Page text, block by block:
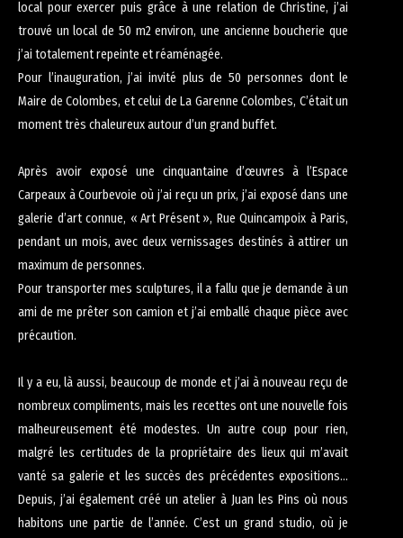
local pour exercer puis grâce à une relation de Christine, j’ai
trouvé un local de 50 m2 environ, une ancienne boucherie que
j’ai totalement repeinte et réaménagée.
Pour l’inauguration, j’ai invité plus de 50 personnes dont le
Maire de Colombes, et celui de La Garenne Colombes, C’était un
moment très chaleureux autour d’un grand buffet.
Après avoir exposé une cinquantaine d’œuvres à l’Espace
Carpeaux à Courbevoie où j’ai reçu un prix, j’ai exposé dans une
galerie d’art connue, « Art Présent », Rue Quincampoix à Paris,
pendant un mois, avec deux vernissages destinés à attirer un
maximum de personnes.
Pour transporter mes sculptures, il a fallu que je demande à un
ami de me prêter son camion et j’ai emballé chaque pièce avec
précaution.
Il y a eu, là aussi, beaucoup de monde et j’ai à nouveau reçu de
nombreux compliments, mais les recettes ont une nouvelle fois
malheureusement été modestes. Un autre coup pour rien,
malgré les certitudes de la propriétaire des lieux qui m’avait
vanté sa galerie et les succès des précédentes expositions…
Depuis, j’ai également créé un atelier à Juan les Pins où nous
habitons une partie de l’année. C’est un grand studio, où je